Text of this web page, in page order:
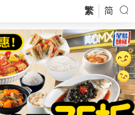
繁 简